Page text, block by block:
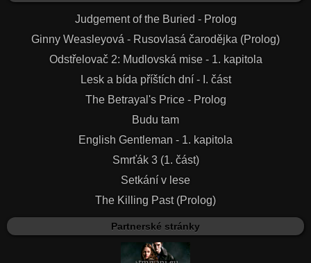
Judgement of the Buried - Prolog
Ginny Weasleyová - Rusovlasá čarodějka (Prolog)
Odstřelovač 2: Mudlovská mise - 1. kapitola
Lesk a bída příštích dní - I. část
The Betrayal's Price - Prolog
Budu tam
English Gentleman - 1. kapitola
Smrťák 3 (1. část)
Setkání v lese
The Killing Past (Prolog)
Partnerské stránky